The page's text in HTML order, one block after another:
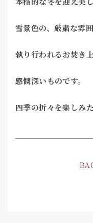
雪景色の、厳粛な雰
執り行われるお焚き
感慨深いものです。
四季の折々を楽しみ